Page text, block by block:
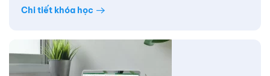
Chi tiết khóa học